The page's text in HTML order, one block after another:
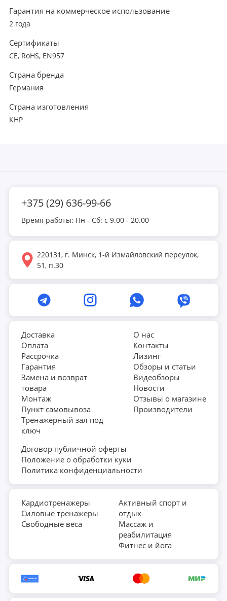
Гарантия на коммерческое использование
2 года
Сертификаты
CE, RoHS, EN957
Страна бренда
Германия
Страна изготовления
КНР
+375 (29) 636-99-66
Время работы: Пн - Сб: с 9.00 - 20.00
220131, г. Минск, 1-й Измайловский переулок,
51, п.30
Доставка
Оплата
Рассрочка
Гарантия
Замена и возврат
товара
Монтаж
Пункт самовывоза
Тренажёрный зал под
ключ
О нас
Контакты
Лизинг
Обзоры и статьи
Видеобзоры
Новости
Отзывы о магазине
Производители
Договор публичной оферты
Положение о обработки куки
Политика конфиденциальности
Кардиотренажеры
Силовые тренажеры
Свободные веса
Активный спорт и
отдых
Массаж и
реабилитация
Фитнес и йога